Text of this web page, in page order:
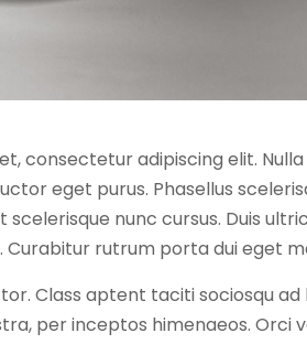
consectetur adipiscing elit.
eget purus. Phasellus
nunc cursus. Duis
Curabitur rutrum porta dui eget
Class aptent taciti sociosqu ad
per inceptos himenaeos. Orci